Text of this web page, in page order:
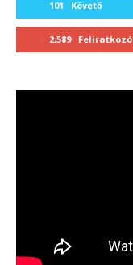
101 Követő
2,589 Feliratkozó